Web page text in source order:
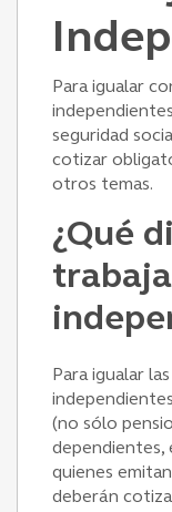
Para igualar
seguridad
cotizar
otros temas.
¿Qué
Para igualar
(no sólo
dependientes,
quienes
deberán